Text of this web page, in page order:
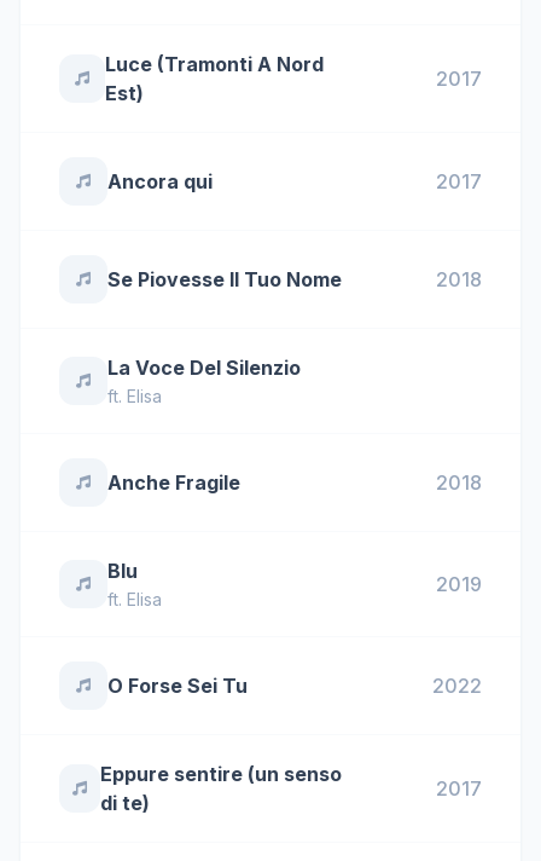
Luce (Tramonti A Nord
Est)
2017
Ancora qui 2017
Se Piovesse Il Tuo Nome 2018
La Voce Del Silenzio
ft. Elisa
Anche Fragile 2018
Blu
ft. Elisa
2019
O Forse Sei Tu 2022
Eppure sentire (un senso
di te)
2017